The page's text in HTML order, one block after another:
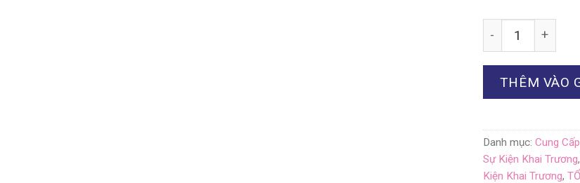
THÊM VÀO
Danh mục: Cung
Sự Kiện Khai Trương,
Kiện Khai Trương,